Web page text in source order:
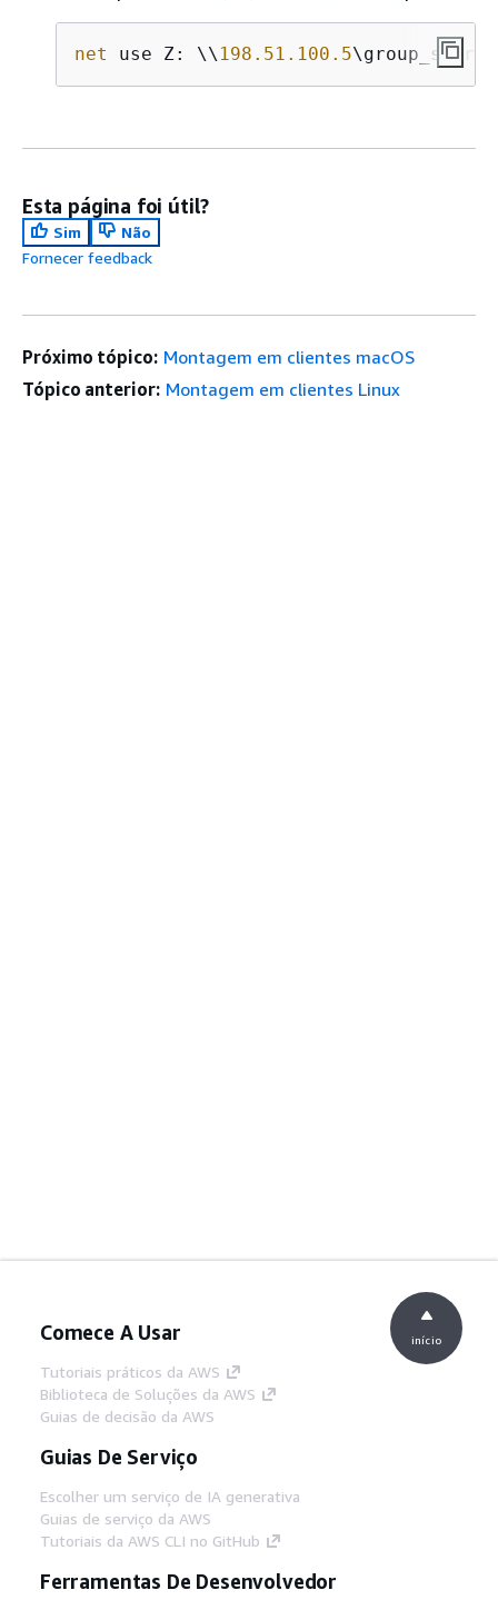
net use Z: \\ 198.51.100.5\group_share
Esta página foi útil?
Sim
Não
Fornecer feedback
Próximo tópico: Montagem em clientes macOS
Tópico anterior: Montagem em clientes Linux
Comece A Usar
Tutoriais práticos da AWS
Biblioteca de Soluções da AWS
Guias de decisão da AWS
Guias De Serviço
Escolher um serviço de IA generativa
Guias de serviço da AWS
Tutoriais da AWS CLI no GitHub
Ferramentas De Desenvolvedor
início